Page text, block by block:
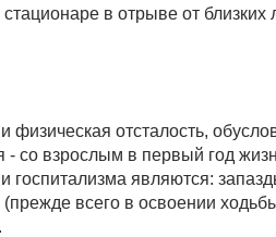
в отрыве от
физическая отсталость,
со взрослым в первый год
госпитализма являются:
(прежде всего в освоении